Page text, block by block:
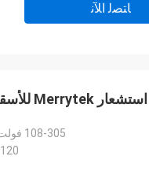
ﺎﺘﺼﻟ ﺍﻶﻧ
108-305 فولت تيار متردد ، 60 هرتز
120 / 277Vac ، 60 هرتز